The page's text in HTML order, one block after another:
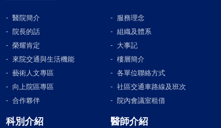
醫院簡介
服務理念
院長的話
組織及體系
榮耀肯定
大事記
來院交通與生活機能
樓層簡介
藝術人文專區
各單位聯絡方式
向上院區專區
社區交通車路線及班次
合作夥伴
院內會議室租借
科別介紹 醫師介紹